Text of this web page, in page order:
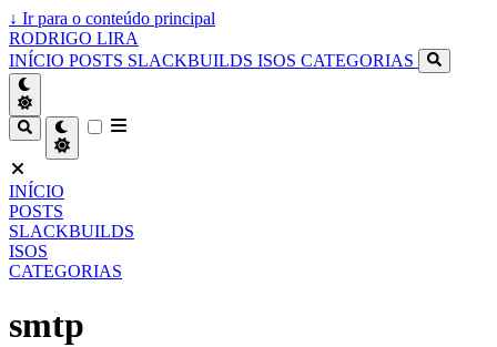
↓ Ir para o conteúdo principal
RODRIGO LIRA
INÍCIO POSTS SLACKBUILDS ISOS CATEGORIAS
INÍCIO
POSTS
SLACKBUILDS
ISOS
CATEGORIAS
smtp